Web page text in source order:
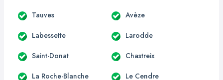
Tauves Avèze
Labessette Larodde
Saint-Donat Chastreix
La Roche-Blanche Le Cendre